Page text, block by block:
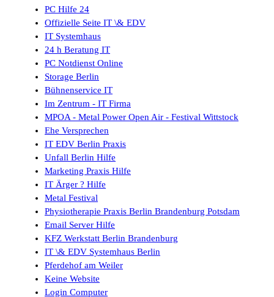
PC Hilfe 24
Offizielle Seite IT \& EDV
IT Systemhaus
24 h Beratung IT
PC Notdienst Online
Storage Berlin
Bühnenservice IT
Im Zentrum - IT Firma
MPOA - Metal Power Open Air - Festival Wittstock
Ehe Versprechen
IT EDV Berlin Praxis
Unfall Berlin Hilfe
Marketing Praxis Hilfe
IT Ärger ? Hilfe
Metal Festival
Physiotherapie Praxis Berlin Brandenburg Potsdam
Email Server Hilfe
KFZ Werkstatt Berlin Brandenburg
IT \& EDV Systemhaus Berlin
Pferdehof am Weiler
Keine Website
Login Computer